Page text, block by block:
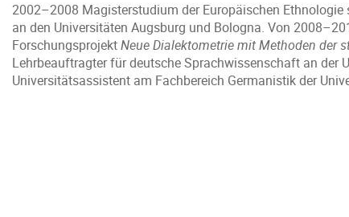
2002–2008 Magisterstudium der Europäischen
an den Universitäten Augsburg und Bologna. Von
ForschungsprojektNeue Dialektometrie mit Methoden der
Lehrbeauftragter für deutsche Sprachwissenschaft an der
Universitätsassistent am Fachbereich Germanistik der